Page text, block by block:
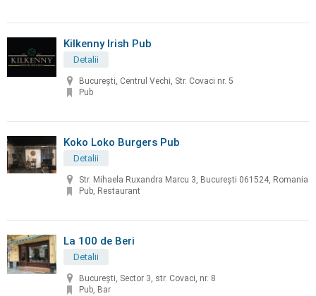
Kilkenny Irish Pub
Detalii
București, Centrul Vechi, Str. Covaci nr. 5
Pub
Koko Loko Burgers Pub
Detalii
Str. Mihaela Ruxandra Marcu 3, București 061524, Romania
Pub, Restaurant
La 100 de Beri
Detalii
București, Sector 3, str. Covaci, nr. 8
Pub, Bar